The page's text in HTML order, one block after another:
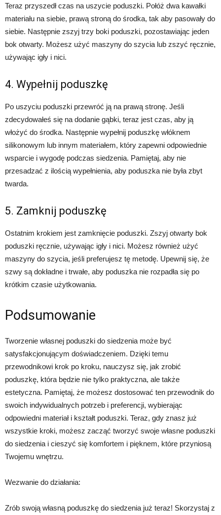
Teraz przyszedł czas na uszycie poduszki. Połóż dwa kawałki
materiału na siebie, prawą stroną do środka, tak aby pasowały do
siebie. Następnie zszyj trzy boki poduszki, pozostawiając jeden
bok otwarty. Możesz użyć maszyny do szycia lub zszyć ręcznie,
używając igły i nici.
4. Wypełnij poduszkę
Po uszyciu poduszki przewróć ją na prawą stronę. Jeśli
zdecydowałeś się na dodanie gąbki, teraz jest czas, aby ją
włożyć do środka. Następnie wypełnij poduszkę włóknem
silikonowym lub innym materiałem, który zapewni odpowiednie
wsparcie i wygodę podczas siedzenia. Pamiętaj, aby nie
przesadzać z ilością wypełnienia, aby poduszka nie była zbyt
twarda.
5. Zamknij poduszkę
Ostatnim krokiem jest zamknięcie poduszki. Zszyj otwarty bok
poduszki ręcznie, używając igły i nici. Możesz również użyć
maszyny do szycia, jeśli preferujesz tę metodę. Upewnij się, że
szwy są dokładne i trwałe, aby poduszka nie rozpadła się po
krótkim czasie użytkowania.
Podsumowanie
Tworzenie własnej poduszki do siedzenia może być
satysfakcjonującym doświadczeniem. Dzięki temu
przewodnikowi krok po kroku, nauczysz się, jak zrobić
poduszkę, która będzie nie tylko praktyczna, ale także
estetyczna. Pamiętaj, że możesz dostosować ten przewodnik do
swoich indywidualnych potrzeb i preferencji, wybierając
odpowiedni materiał i kształt poduszki. Teraz, gdy znasz już
wszystkie kroki, możesz zacząć tworzyć swoje własne poduszki
do siedzenia i cieszyć się komfortem i pięknem, które przyniosą
Twojemu wnętrzu.
Wezwanie do działania:
Zrób swoją własną poduszkę do siedzenia już teraz! Skorzystaj z